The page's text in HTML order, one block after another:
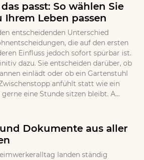
passt: So wählen Sie
Ihrem Leben passen
entscheidenden Unterschied
die auf den ersten
Einfluss jedoch sofort spürbar ist.
dazu. Sie entscheiden darüber, ob
einlädt oder ob ein Gartenstuhl
anfühlt statt wie ein
eine Stunde sitzen bleibt. A...
Dokumente aus aller
landen ständig